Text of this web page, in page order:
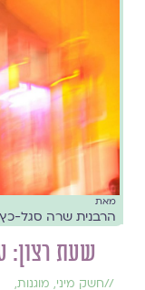
מאת
הרבנית שרה סגל-כץ
שעת רצון:
//חשק מיני, מוגנות,